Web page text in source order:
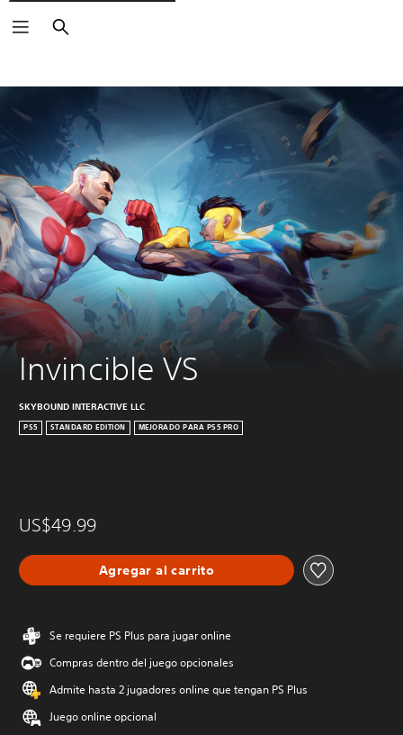
Buscar
Invincible VS
SKYBOUND INTERACTIVE LLC
PS5 STANDARD EDITION MEJORADO PARA PS5 PRO
US$49.99
Agregar al carrito
Se requiere PS Plus para jugar online
Compras dentro del juego opcionales
Admite hasta 2 jugadores online que tengan PS Plus
Juego online opcional